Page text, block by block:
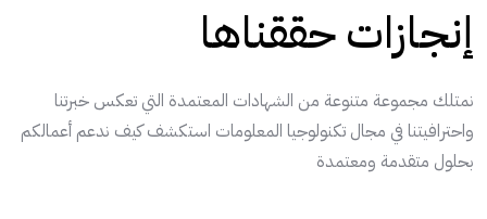
إنجازات حققناها
نمتلك مجموعة متنوعة من الشهادات المعتمدة التي تعكس خبرتنا
واحترافيتنا في مجال تكنولوجيا المعلومات استكشف كيف ندعم أعمالكم
بحلول متقدمة ومعتمدة